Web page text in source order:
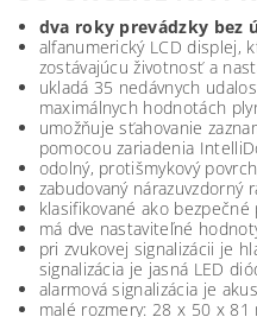
dva roky prevádzky bez
alfanumerický LCD displej,
zostávajúcu životnosť a
ukladá 35 nedávnych
maximálnych hodnotách
umožňuje sťahovanie
pomocou zariadenia
odolný, protišmykový
zabudovaný nárazuvzdorný
klasifikované ako
má dve nastaviteľné
pri zvukovej signalizácii je
signalizácia je jasná LED
alarmová signalizácia je
malé rozmery: 28 x 50 x 81